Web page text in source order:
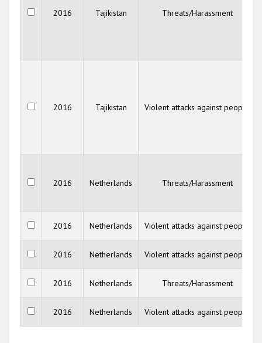
2016 Tajikistan Threats/Harassment
2016 Tajikistan Violent attacks against people
2016 Netherlands Threats/Harassment
2016 Netherlands Violent attacks against people
2016 Netherlands Violent attacks against people
2016 Netherlands Threats/Harassment
2016 Netherlands Violent attacks against people